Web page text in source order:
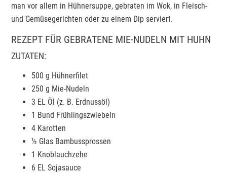
man vor allem in Hühnersuppe, gebraten im Wok, in Fleisch-
und Gemüsegerichten oder zu einem Dip serviert.
REZEPT FÜR GEBRATENE MIE-NUDELN MIT HUHN
ZUTATEN:
500 g Hühnerfilet
250 g Mie-Nudeln
3 EL Öl (z. B. Erdnussöl)
1 Bund Frühlingszwiebeln
4 Karotten
½ Glas Bambussprossen
1 Knoblauchzehe
6 EL Sojasauce